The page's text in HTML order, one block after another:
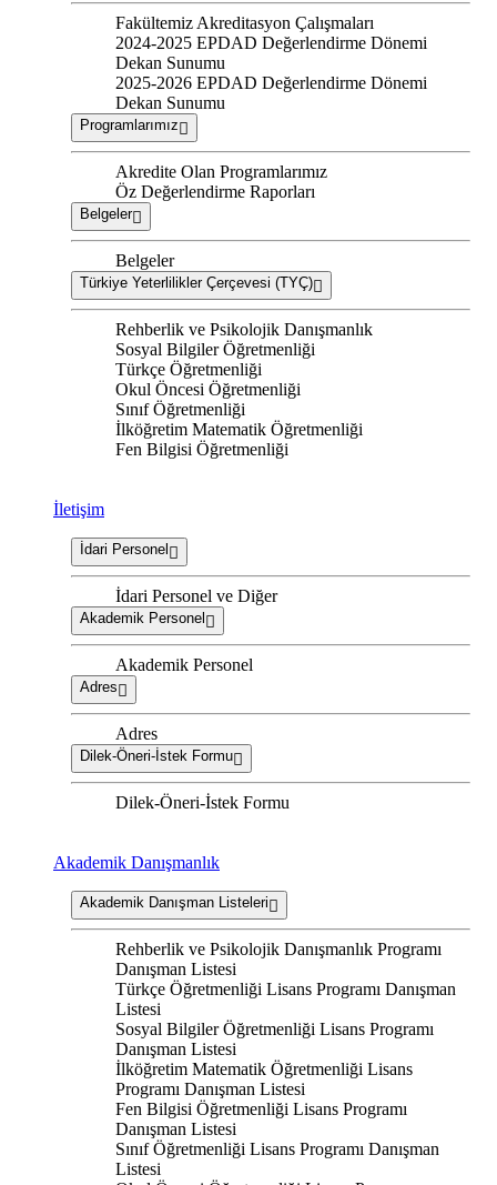
Fakültemiz Akreditasyon Çalışmaları
2024-2025 EPDAD Değerlendirme Dönemi
Dekan Sunumu
2025-2026 EPDAD Değerlendirme Dönemi
Dekan Sunumu
Programlarımız
Akredite Olan Programlarımız
Öz Değerlendirme Raporları
Belgeler
Belgeler
Türkiye Yeterlilikler Çerçevesi (TYÇ)
Rehberlik ve Psikolojik Danışmanlık
Sosyal Bilgiler Öğretmenliği
Türkçe Öğretmenliği
Okul Öncesi Öğretmenliği
Sınıf Öğretmenliği
İlköğretim Matematik Öğretmenliği
Fen Bilgisi Öğretmenliği
İletişim
İdari Personel
İdari Personel ve Diğer
Akademik Personel
Akademik Personel
Adres
Adres
Dilek-Öneri-İstek Formu
Dilek-Öneri-İstek Formu
Akademik Danışmanlık
Akademik Danışman Listeleri
Rehberlik ve Psikolojik Danışmanlık Programı
Danışman Listesi
Türkçe Öğretmenliği Lisans Programı Danışman
Listesi
Sosyal Bilgiler Öğretmenliği Lisans Programı
Danışman Listesi
İlköğretim Matematik Öğretmenliği Lisans
Programı Danışman Listesi
Fen Bilgisi Öğretmenliği Lisans Programı
Danışman Listesi
Sınıf Öğretmenliği Lisans Programı Danışman
Listesi